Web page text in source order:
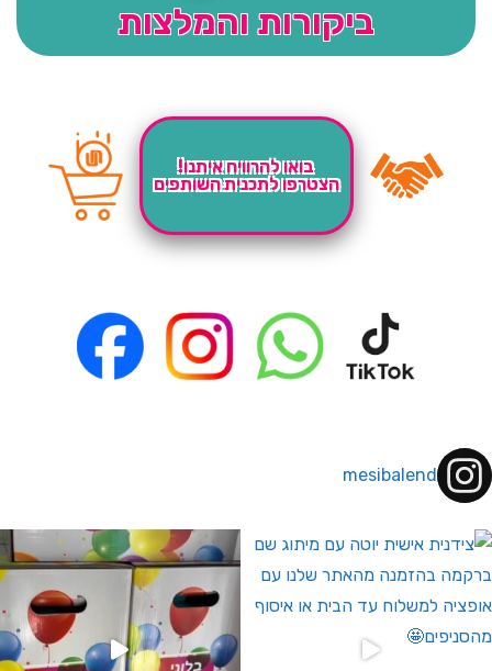
ביקורות והמלצות
בואו להרוויח איתנו!
הצטרפו לתכנית השותפים
mesibalend
לחברי מועדון ומצטרפים חדשים🤍